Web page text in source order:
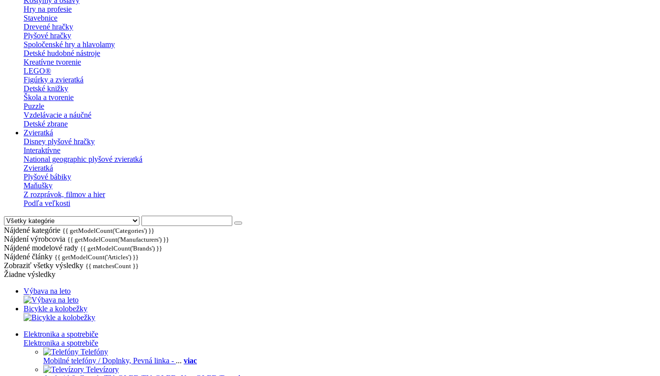
Hry na profesie
Stavebnice
Drevené hračky
Plyšové hračky
Spoločenské hry a hlavolamy
Detské hudobné nástroje
Kreatívne tvorenie
LEGO®
Figúrky a zvieratká
Detské knižky
Škola a tvorenie
Puzzle
Vzdelávacie a náučné
Detské zbrane
Zvieratká
Disney plyšové hračky
Interaktívne
National geographic plyšové zvieratká
Zvieratká
Plyšové bábiky
Maňušky
Z rozprávok, filmov a hier
Podľa veľkosti
Nájdené kategórie {{ getModelCount('Categories') }}
Nájdení výrobcovia {{ getModelCount('Manufacturers') }}
Nájdené modelové rady {{ getModelCount('Brands') }}
Nájdené články {{ getModelCount('Articles') }}
Zobraziť všetky výsledky {{ matchesCount }}
Žiadne výsledky
Výbava na leto
Bicykle a kolobežky
Elektronika a spotrebiče
Elektronika a spotrebiče
Telefóny
Mobilné telefóny / Doplnky, Pevná linka - ... viac
Televízory